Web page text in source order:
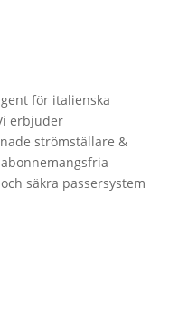
för italienska
erbjuder
strömställare &
säkra passersystem